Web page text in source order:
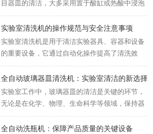
目器皿的清洁，大多采用置于酸缸或热酸中浸泡
的处理方式，这种方式效率偏低，酸消耗偏高，
反复换酸也容易带来工作的不便。永合创信全自
动酸蒸清洗机，利用对酸加热产生的高纯酸蒸气
在清洗腔和器皿的内外表面...
实验室清洗机的操作规范与安全注意事项
实验室清洗机是用于清洁实验器具、容器和设备
的重要设备，它通过自动化操作提高了清洗效
率，减少了人工操作的风险。然而，在使用过程
中需要遵循一定的操作规范和安全注意事项，以
确保设备的正常运行以及操作人员的安全。一、
操作规范1、使用前检查设备在启动...
全自动玻璃器皿清洗机：实验室清洁的新选择
实验室工作中，玻璃器皿的清洁是关键的环节，
无论是在化学、物理、生命科学等领域，保持器
皿的清洁不仅关乎实验的准确性，也与实验的安
全性紧密相关。传统的手工清洗方法不仅费时费
全自动洗瓶机：保障产品质量的关键设备